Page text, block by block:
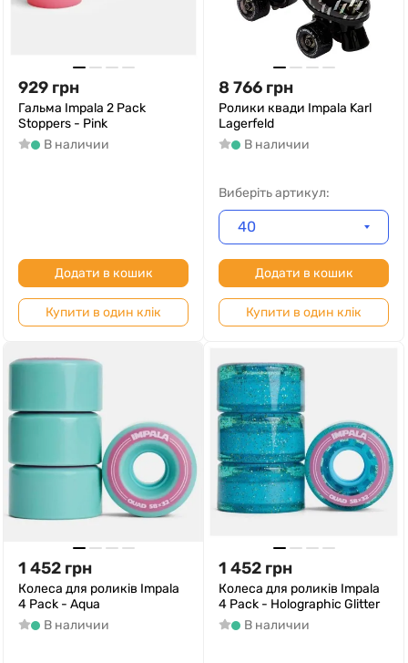
929 грн
Гальма Impala 2 Pack
Stoppers - Pink
В наличии
Додати в кошик
Купити в один клік
8 766 грн
Ролики квади Impala Karl
Lagerfeld
В наличии
Виберіть артикул:
40
Додати в кошик
Купити в один клік
1 452 грн
Колеса для роликів Impala
4 Pack - Aqua
В наличии
1 452 грн
Колеса для роликів Impala
4 Pack - Holographic Glitter
В наличии